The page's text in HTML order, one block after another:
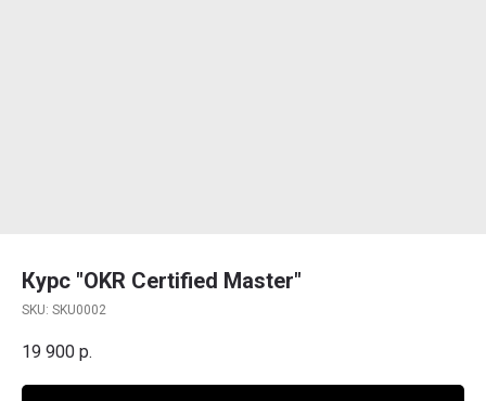
Курс "OKR Certified Master"
SKU: SKU0002
19 900 р.